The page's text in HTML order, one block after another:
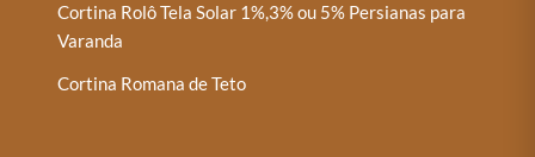
Cortina Rolô Tela Solar 1%,3% ou 5% Persianas para
Varanda
Cortina Romana de Teto